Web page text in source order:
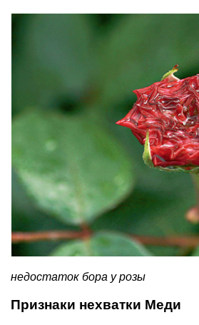
недостаток бора у розы
Признаки нехватки Меди